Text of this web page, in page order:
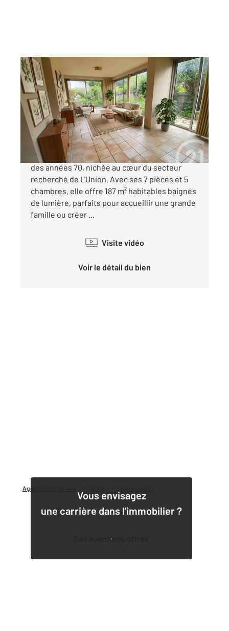
Agence immobilière
L UNION 31
187 m
2, 7 pièces
Ref : 75250
Maison à vendre
359 000 €
Découvrez cette spacieuse maison familiale
des années 70, nichée au cœur du secteur
recherché de L'Union. Avec ses 7 pièces et 5
chambres, elle offre 187 m² habitables baignés
de lumière, parfaits pour accueillir une grande
famille ou créer ...
Visite vidéo
Voir le détail du bien
Vous envisagez
une carrière dans l'immobilier ?
Découvrir nos offres